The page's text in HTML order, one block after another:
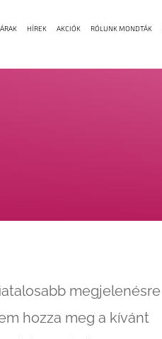
ÁRAK HÍREK AKCIÓK RÓLUNK MONDTÁK
megjelenésre
hozza meg a kívánt